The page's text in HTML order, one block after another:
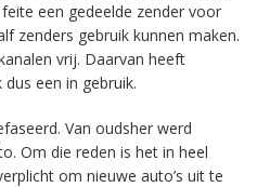
een gedeelde zender voor
zenders gebruik kunnen maken.
vrij. Daarvan heeft
een in gebruik.
Van oudsher werd
Om die reden is het in heel
om nieuwe auto’s uit te